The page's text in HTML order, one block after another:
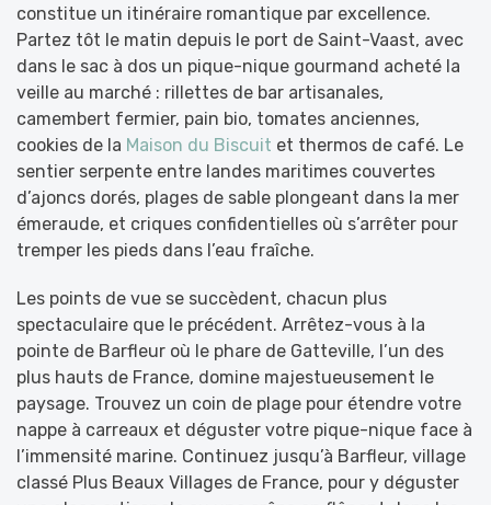
constitue un itinéraire romantique par excellence.
Partez tôt le matin depuis le port de Saint-Vaast, avec
dans le sac à dos un pique-nique gourmand acheté la
veille au marché : rillettes de bar artisanales,
camembert fermier, pain bio, tomates anciennes,
cookies de la Maison du Biscuit et thermos de café. Le
sentier serpente entre landes maritimes couvertes
d’ajoncs dorés, plages de sable plongeant dans la mer
émeraude, et criques confidentielles où s’arrêter pour
tremper les pieds dans l’eau fraîche.
Les points de vue se succèdent, chacun plus
spectaculaire que le précédent. Arrêtez-vous à la
pointe de Barfleur où le phare de Gatteville, l’un des
plus hauts de France, domine majestueusement le
paysage. Trouvez un coin de plage pour étendre votre
nappe à carreaux et déguster votre pique-nique face à
l’immensité marine. Continuez jusqu’à Barfleur, village
classé Plus Beaux Villages de France, pour y déguster